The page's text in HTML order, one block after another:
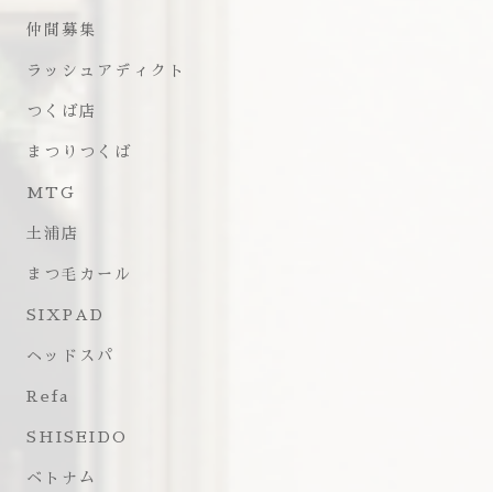
仲間募集
ラッシュアディクト
つくば店
まつりつくば
MTG
土浦店
まつ毛カール
SIXPAD
ヘッドスパ
Refa
SHISEIDO
ベトナム